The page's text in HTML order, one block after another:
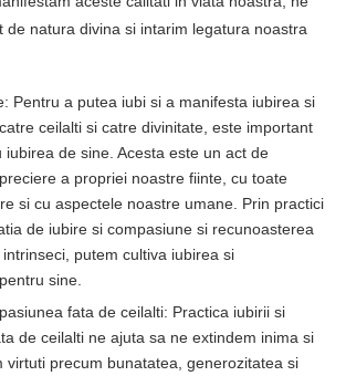
de natura divina si intarim legatura noastra
Pentru a putea iubi si a manifesta iubirea si
ceilalti si catre divinitate, este important
iubirea de sine. Acesta este un act de
a propriei noastre fiinte, cu toate
si cu aspectele noastre umane. Prin practici
de iubire si compasiune si recunoasterea
putem cultiva iubirea si
sine.
fata de ceilalti: Practica iubirii si
de ceilalti ne ajuta sa ne extindem inima si
virtuti precum bunatatea, generozitatea si